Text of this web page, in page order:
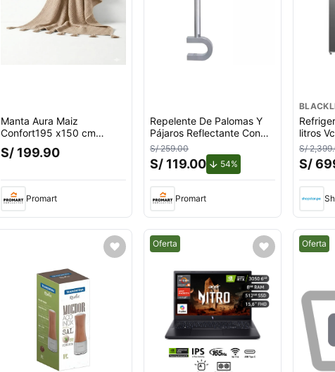
Manta Aura Maiz
Confort195 x150 cm
Zalmohadas
S/ 199.90
Promart
Repelente De Palomas Y
Pájaros Reflectante Con
Giro Por Viento Para
Exteriores Con Soporte en
U
S/ 259.00
S/ 119.00 54%
Promart
litros
S/
S/
Mejor precio.
Oferta Mejor
Oferta